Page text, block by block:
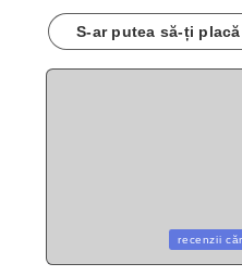
S-ar putea să-ți
in
recenzii